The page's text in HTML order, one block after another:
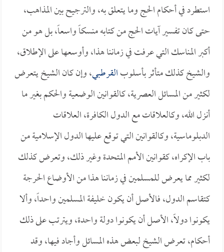
استطرد في أحكام الحج وما يتعلق به، والترجيح بين المذاهب،
حتى كان تفسير آيات الحج من كتابه منسكاً واسعاً، بل هو من
أكبر المناسك التي عرفت في زماننا هذا، وأوسعها على الإطلاق،
والشيخ كذلك متأثر بأسلوبالقرطبي، وإن كان الشيخ يتعرض
لكثير من المسائل العصرية، كالقوانين الوضعية والحكم بغير ما
أنزل الله، وكالعلاقات مع الدول الكافرة، العلاقات
الدبلوماسية، وكالقوانين التي توقع عليها الدول الإسلامية من
باب الإكراه، كقوانين الأمم المتحدة وغير ذلك، وتعرض كذلك
لكثير مما يعرض للمسلمين في زماننا هذا من الأوضاع الحرجة
كتقاسم الدول، فالأصل أن يكون خليفة المسلمين واحداً، وألا
يكونوا دولاً، الأصل أن يكونوا دولة واحدة، ويترتب على ذلك
أحكام، تعرض الشيخ لبعض هذه المسائل وأجاد فيها، وقد